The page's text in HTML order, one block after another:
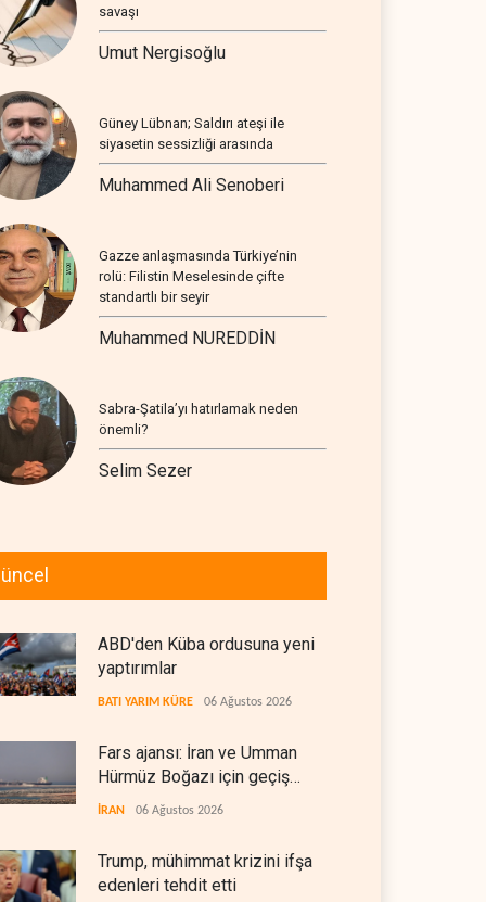
savaşı
Umut Nergisoğlu
Güney Lübnan; Saldırı ateşi ile
siyasetin sessizliği arasında
Muhammed Ali Senoberi
Gazze anlaşmasında Türkiye’nin
rolü: Filistin Meselesinde çifte
standartlı bir seyir
Muhammed NUREDDİN
Sabra-Şatila’yı hatırlamak neden
önemli?
Selim Sezer
ABD'den Küba ordusuna yeni
yaptırımlar
BATI YARIM KÜRE 06 Ağustos 2026
Fars ajansı: İran ve Umman
Hürmüz Boğazı için geçiş
koridorlarında anlaştı
İRAN 06 Ağustos 2026
Trump, mühimmat krizini ifşa
edenleri tehdit etti